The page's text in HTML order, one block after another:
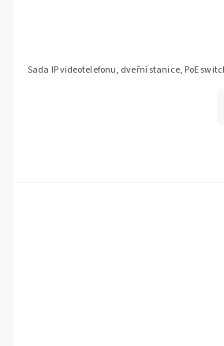
Sada IP videotelefonu, dveřní stanice, PoE